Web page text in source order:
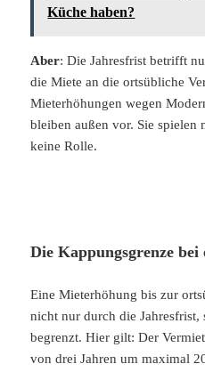
Küche haben?
Aber: Die Jahresfrist betrifft
die Miete an die ortsübliche
Mieterhöhungen wegen
bleiben außen vor. Sie
keine Rolle.
Die Kappungsgrenze
Eine Mieterhöhung bis zur
nicht nur durch die Jahresfrist,
begrenzt. Hier gilt: Der
von drei Jahren um maximal